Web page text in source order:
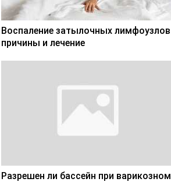
Воспаление затылочных лимфоузлов
причины и лечение
Разрешен ли бассейн при варикозном